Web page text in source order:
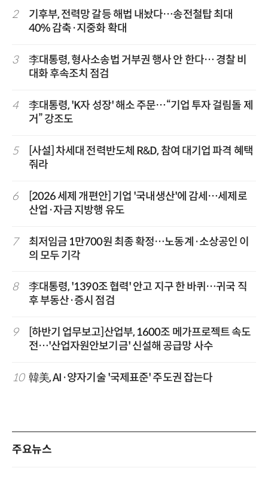
2
기후부, 전력망 갈등 해법 내놨다…송전철탑 최대
40% 감축·지중화 확대
3
李대통령, 형사소송법 거부권 행사 안 한다… 경찰 비
대화 후속조치 점검
4
李대통령, 'K자 성장' 해소 주문…“기업 투자 걸림돌 제
거” 강조도
5
[사설] 차세대 전력반도체 R&D, 참여 대기업 파격 혜택
줘라
6
[2026 세제 개편안] 기업 '국내생산'에 감세…세제로
산업·자금 지방행 유도
7
최저임금 1만700원 최종 확정…노동계·소상공인 이
의 모두 기각
8
李대통령, '1390조 협력' 안고 지구 한 바퀴…귀국 직
후 부동산·증시 점검
9
[하반기 업무보고]산업부, 1600조 메가프로젝트 속도
전…'산업자원안보기금' 신설해 공급망 사수
10 韓美, AI·양자기술 '국제표준' 주도권 잡는다
주요뉴스